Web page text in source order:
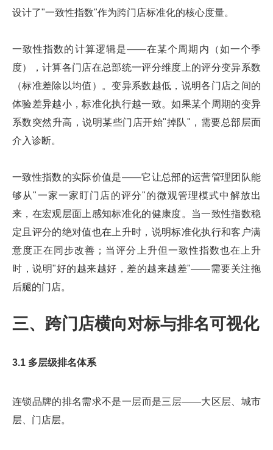
设计了"一致性指数"作为跨门店标准化的核心度量。
一致性指数的计算逻辑是——在某个周期内（如一个季
度），计算各门店在总部统一评分维度上的评分变异系数
（标准差除以均值）。变异系数越低，说明各门店之间的
体验差异越小，标准化执行越一致。如果某个周期的变异
系数突然升高，说明某些门店开始"掉队"，需要总部层面
介入诊断。
一致性指数的实际价值是——它让总部的运营管理团队能
够从"一家一家盯门店的评分"的微观管理模式中解放出
来，在宏观层面上感知标准化的健康度。当一致性指数稳
定且评分的绝对值也在上升时，说明标准化执行和客户满
意度正在同步改善；当评分上升但一致性指数也在上升
时，说明"好的越来越好，差的越来越差"——需要关注拖
后腿的门店。
三、跨门店横向对标与排名可视化
3.1 多层级排名体系
连锁品牌的排名需求不是一层而是三层——大区层、城市
层、门店层。